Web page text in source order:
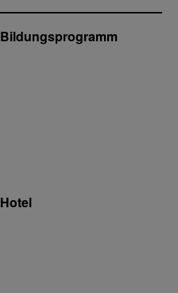
Bildungsprogramm
Hotel